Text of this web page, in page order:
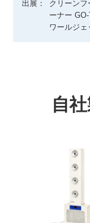
出展：
クリーンフ
ーナー
ワールジェ
自